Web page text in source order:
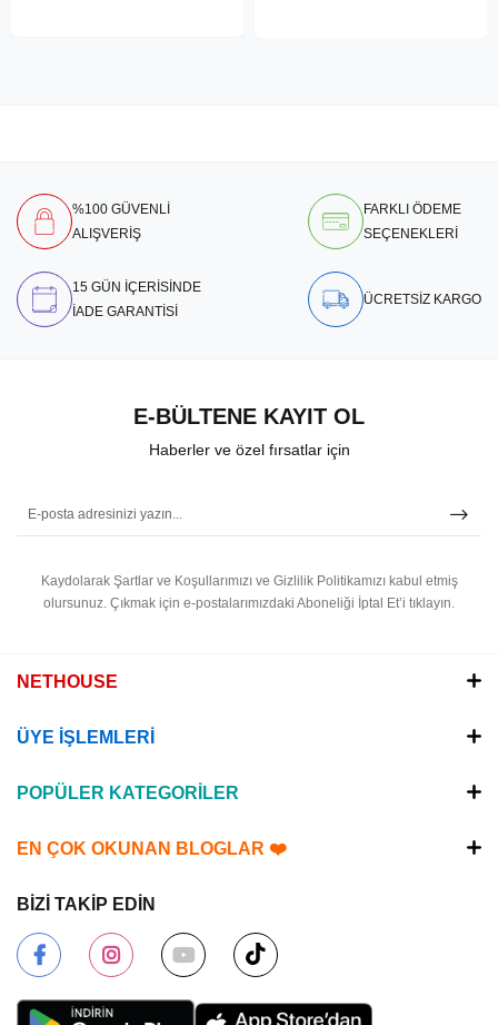
%100 GÜVENLİ
ALIŞVERİŞ
FARKLI ÖDEME
SEÇENEKLERİ
15 GÜN İÇERİSİNDE
İADE GARANTİSİ
ÜCRETSİZ KARGO
E-BÜLTENE KAYIT OL
Haberler ve özel fırsatlar için
Kaydolarak Şartlar ve Koşullarımızı ve Gizlilik Politikamızı kabul etmiş
olursunuz. Çıkmak için e-postalarımızdaki Aboneliği İptal Et’i tıklayın.
NETHOUSE
ÜYE İŞLEMLERİ
POPÜLER KATEGORİLER
EN ÇOK OKUNAN BLOGLAR ❤️
BİZİ TAKİP EDİN